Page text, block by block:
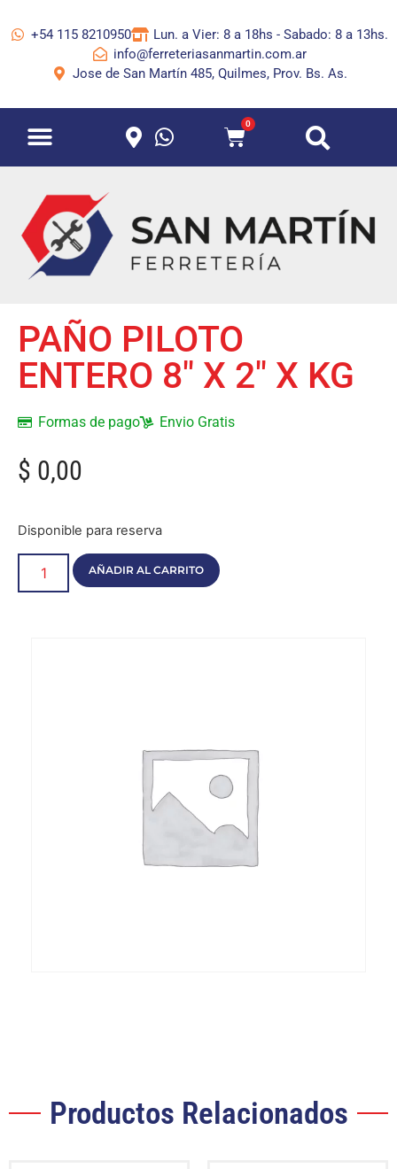
+54 115 8210950
Lun. a Vier: 8 a 18hs - Sabado: 8 a 13hs.
info@ferreteriasanmartin.com.ar
Jose de San Martín 485, Quilmes, Prov. Bs. As.
0
PAÑO PILOTO
ENTERO 8″ X 2″ X KG
Formas de pago Envio Gratis
$ 0,00
Disponible para reserva
AÑADIR AL CARRITO
Productos Relacionados